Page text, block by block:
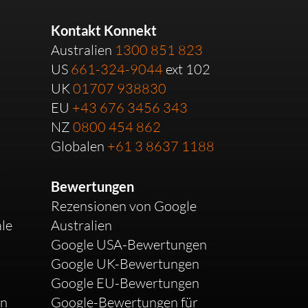
Kontakt Konnekt
Australien 1300 851 823
US 661-324-9044 ext 102
UK01707 938830
EU +43 676 3456 343
NZ 0800 454 862
Globalen +61 3 8637 1188
Bewertungen
Rezensionen von Google
Australien
Google USA-Bewertungen
Google UK-Bewertungen
Google EU-Bewertungen
Google-Bewertungen für